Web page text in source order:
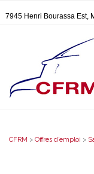
7945 Henri Bourassa Est,
CFRM > Offres d’emploi >